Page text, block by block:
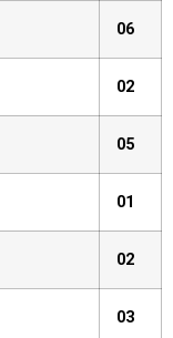
06
02
05
01
02
03